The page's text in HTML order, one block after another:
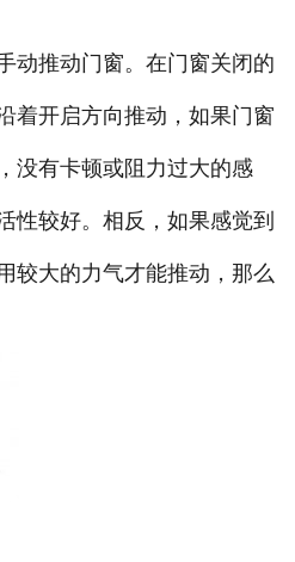
推动门窗。在门窗关闭的
着开启方向推动，如果门窗
没有卡顿或阻力过大的感
性较好。相反，如果感觉到
较大的力气才能推动，那么